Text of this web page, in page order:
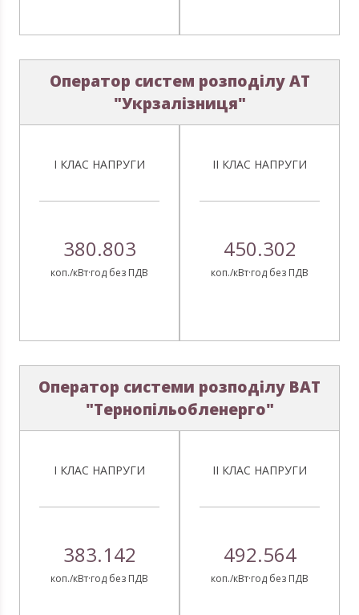
Оператор систем розподілу АТ
"Укрзалізниця"
І КЛАС НАПРУГИ
380.803
коп./кВт·год без ПДВ
ІІ КЛАС НАПРУГИ
450.302
коп./кВт·год без ПДВ
Оператор системи розподілу ВАТ
"Тернопільобленерго"
І КЛАС НАПРУГИ
383.142
коп./кВт·год без ПДВ
ІІ КЛАС НАПРУГИ
492.564
коп./кВт·год без ПДВ